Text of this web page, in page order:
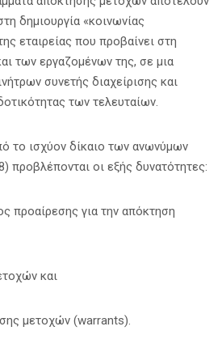
δημιουργία «κοινωνίας
εταιρείας που προβαίνει στη
των εργαζομένων της, σε μια
συνετής διαχείρισης και
των τελευταίων.
το ισχύον δίκαιο των ανωνύμων
προβλέπονται οι εξής δυνατότητες:
προαίρεσης για την απόκτηση
και
μετοχών (warrants).